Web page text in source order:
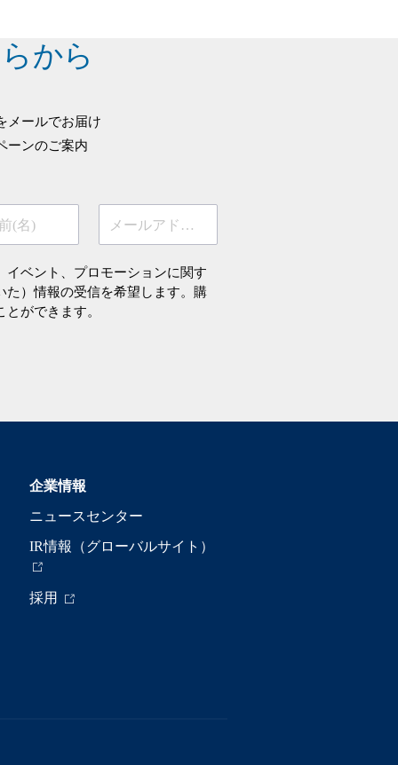
から
メールでお届け
ーンのご案内
(名) メールアドレス
イベント、プロモーションに関す
た）情報の受信を希望します。購
ができます。
企業情報
ニュースセンター
IR情報（グローバルサイト）
採用